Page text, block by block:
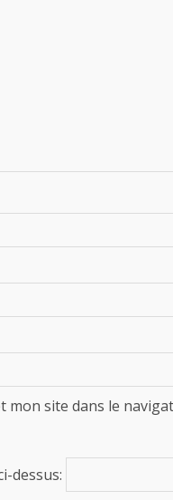
mon site dans le
dessus: